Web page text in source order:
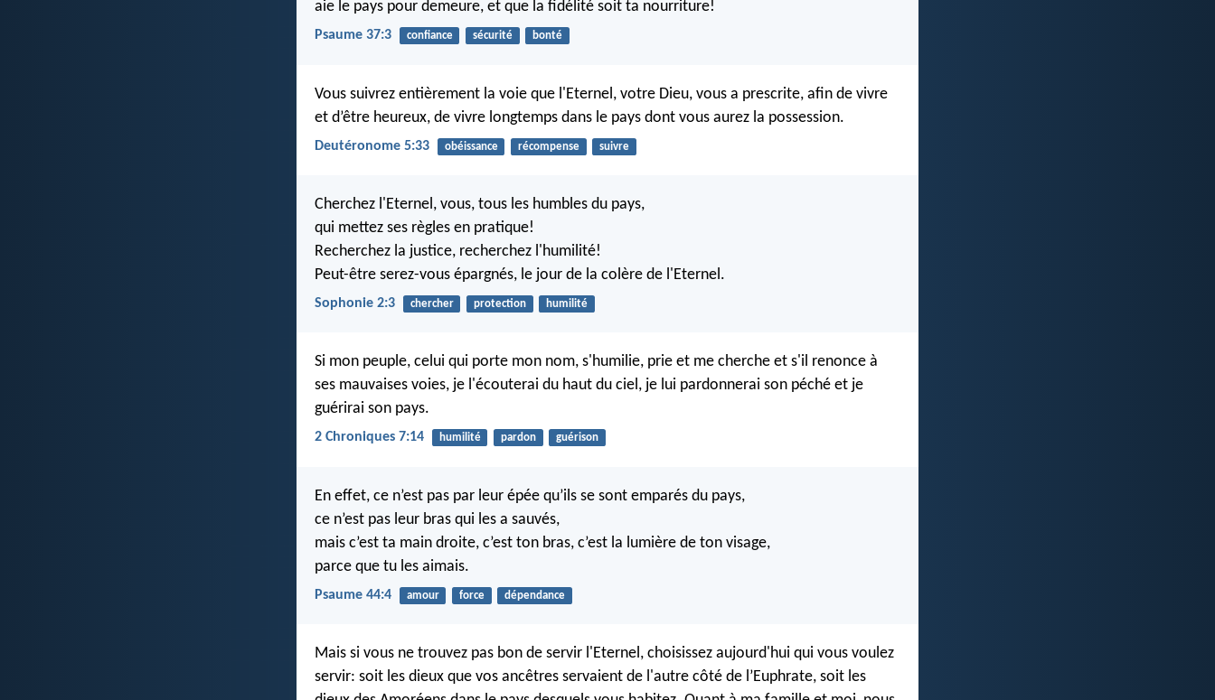
aie le pays pour demeure, et que la fidélité soit ta nourriture!
Psaume 37:3 confiance sécurité bonté
Vous suivrez entièrement la voie que l'Eternel, votre Dieu, vous a prescrite, afin de vivre
et d’être heureux, de vivre longtemps dans le pays dont vous aurez la possession.
Deutéronome 5:33 obéissance récompense suivre
Cherchez l'Eternel, vous, tous les humbles du pays,
qui mettez ses règles en pratique!
Recherchez la justice, recherchez l'humilité!
Peut-être serez-vous épargnés, le jour de la colère de l'Eternel.
Sophonie 2:3 chercher protection humilité
Si mon peuple, celui qui porte mon nom, s'humilie, prie et me cherche et s'il renonce à
ses mauvaises voies, je l'écouterai du haut du ciel, je lui pardonnerai son péché et je
guérirai son pays.
2 Chroniques 7:14 humilité pardon guérison
En effet, ce n’est pas par leur épée qu’ils se sont emparés du pays,
ce n’est pas leur bras qui les a sauvés,
mais c’est ta main droite, c’est ton bras, c’est la lumière de ton visage,
parce que tu les aimais.
Psaume 44:4 amour force dépendance
Mais si vous ne trouvez pas bon de servir l'Eternel, choisissez aujourd'hui qui vous voulez
servir: soit les dieux que vos ancêtres servaient de l'autre côté de l’Euphrate, soit les